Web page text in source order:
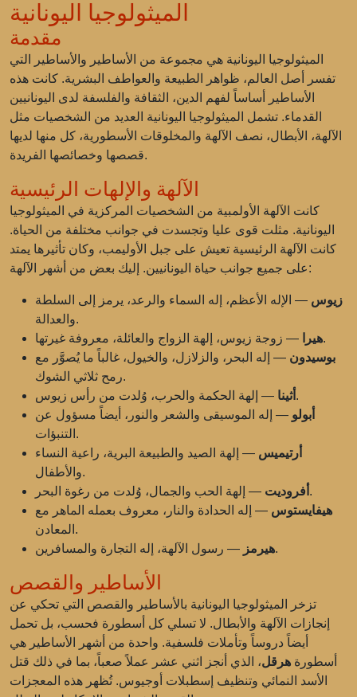
الميثولوجيا اليونانية
مقدمة
الميثولوجيا اليونانية هي مجموعة من الأساطير والأساطير التي
تفسر أصل العالم، ظواهر الطبيعة والعواطف البشرية. كانت هذه
الأساطير أساساً لفهم الدين، الثقافة والفلسفة لدى اليونانيين
القدماء. تشمل الميثولوجيا اليونانية العديد من الشخصيات مثل
الآلهة، الأبطال، نصف الآلهة والمخلوقات الأسطورية، كل منها لديها
قصصها وخصائصها الفريدة.
الآلهة والإلهات الرئيسية
كانت الآلهة الأولمبية من الشخصيات المركزية في الميثولوجيا
اليونانية. مثلت قوى عليا وتجسدت في جوانب مختلفة من الحياة.
كانت الآلهة الرئيسية تعيش على جبل الأوليمب، وكان تأثيرها يمتد
على جميع جوانب حياة اليونانيين. إليك بعض من أشهر الآلهة:
زيوس — الإله الأعظم، إله السماء والرعد، يرمز إلى السلطة
والعدالة.
هيرا— زوجة زيوس، إلهة الزواج والعائلة، معروفة غيرتها.
بوسيدون — إله البحر، والزلازل، والخيول، غالباً ما يُصوَّر مع
رمح ثلاثي الشوك.
أثينا — إلهة الحكمة والحرب، وُلدت من رأس زيوس.
أبولو — إله الموسيقى والشعر والنور، أيضاً مسؤول عن
التنبؤات.
أرتيميس — إلهة الصيد والطبيعة البرية، راعية النساء
والأطفال.
أفروديت — إلهة الحب والجمال، وُلدت من رغوة البحر.
هيفايستوس — إله الحدادة والنار، معروف بعمله الماهر مع
المعادن.
هيرمز— رسول الآلهة، إله التجارة والمسافرين.
الأساطير والقصص
تزخر الميثولوجيا اليونانية بالأساطير والقصص التي تحكي عن
إنجازات الآلهة والأبطال. لا تسلي كل أسطورة فحسب، بل تحمل
أيضاً دروساً وتأملات فلسفية. واحدة من أشهر الأساطير هي
أسطورة هرقل، الذي أنجز اثني عشر عملاً صعباً، بما في ذلك قتل
الأسد النمائي وتنظيف إسطبلات أوجيوس. تُظهر هذه المعجزات